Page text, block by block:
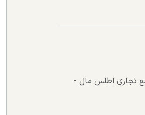
تجاری اطلس مال -